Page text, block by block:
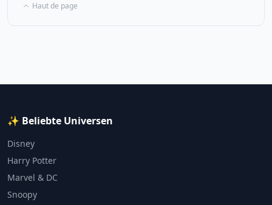
Haut de page
✨ Beliebte Universen
Disney
Harry Potter
Marvel & DC
Snoopy